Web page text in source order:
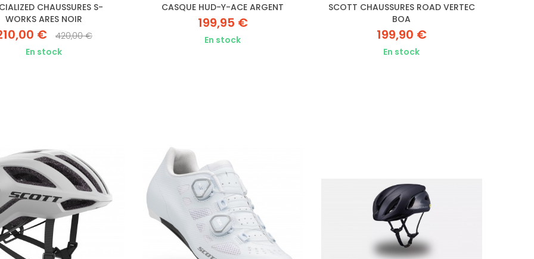
CHAUSSURES S-
WORKS ARES NOIR
€
420,00 €
En stock
CASQUE HUD-Y-ACE ARGENT
199,95 €
En stock
SCOTT CHAUSSURES ROAD VERTEC
BOA
199,90 €
En stock